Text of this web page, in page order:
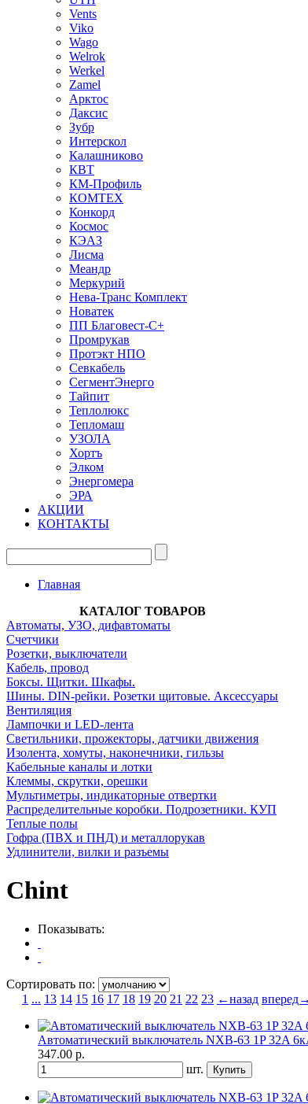
Vents
Viko
Wago
Welrok
Werkel
Zamel
Арктос
Даксис
Зубр
Интерскол
Калашниково
КВТ
КМ-Профиль
КОМТЕХ
Конкорд
Космос
КЭАЗ
Лисма
Меандр
Меркурий
Нева-Транс Комплект
Новатек
ПП Благовест-С+
Промрукав
Протэкт НПО
Севкабель
СегментЭнерго
Тайпит
Теплолюкс
Тепломаш
УЗОЛА
Хортъ
Элком
Энергомера
ЭРА
АКЦИИ
КОНТАКТЫ
Главная
КАТАЛОГ ТОВАРОВ
Автоматы, УЗО, дифавтоматы
Счетчики
Розетки, выключатели
Кабель, провод
Боксы. Щитки. Шкафы.
Шины. DIN-рейки. Розетки щитовые. Аксессуары
Вентиляция
Лампочки и LED-лента
Светильники, прожекторы, датчики движения
Изолента, хомуты, наконечники, гильзы
Кабельные каналы и лотки
Клеммы, скрутки, орешки
Мультиметры, индикаторные отвертки
Распределительные коробки. Подрозетники. КУП
Теплые полы
Гофра (ПВХ и ПНД) и металлорукав
Удлинители, вилки и разъемы
Chint
Показывать:
Сортировать по:
1 ... 13 14 15 16 17 18 19 20 21 22 23 ←назад вперед→
Автоматический выключатель NXB-63 1P 32A
347.00 р.
шт.